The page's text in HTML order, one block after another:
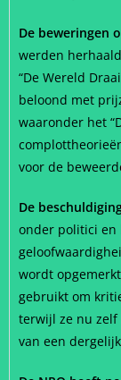
De beweringen
werden
“De Wereld
beloond met
waaronder het
voor de
De
onder politici en
wordt
gebruikt om
terwijl ze nu
van een